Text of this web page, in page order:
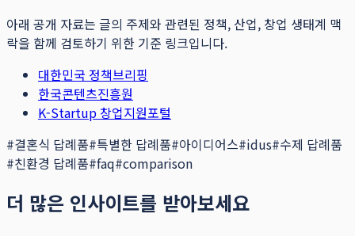
아래 공개 자료는 글의 주제와 관련된 정책, 산업, 창업 생태계 맥
락을 함께 검토하기 위한 기준 링크입니다.
대한민국 정책브리핑
한국콘텐츠진흥원
K-Startup 창업지원포털
#결혼식 답례품#특별한 답례품#아이디어스#idus#수제 답례품
#친환경 답례품#faq#comparison
더 많은 인사이트를 받아보세요